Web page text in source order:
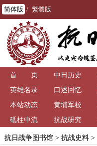
简体版 / 繁體版
首 页 中日历史
英雄名录
口述回忆
本站动态
黄埔军校
砥柱中流
抗战研究
抗日战争图书馆> 抗战史料>